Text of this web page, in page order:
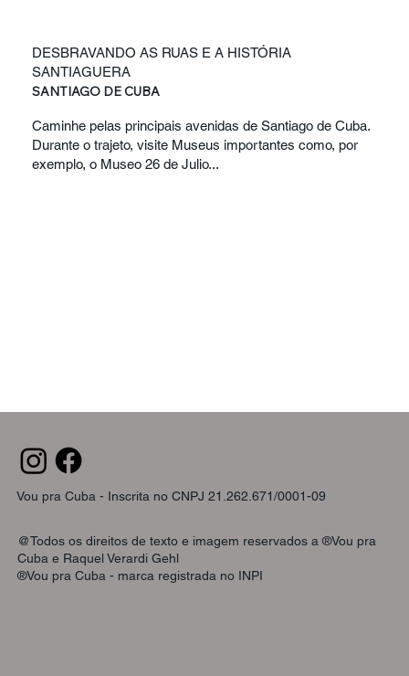
DESBRAVANDO AS RUAS E A HISTÓRIA
SANTIAGUERA
SANTIAGO DE CUBA
Caminhe pelas principais avenidas de Santiago de Cuba.
Durante o trajeto, visite Museus importantes como, por
exemplo, o Museo 26 de Julio...
Vou pra Cuba - Inscrita no CNPJ 21.262.671/0001-09
@Todos os direitos de texto e imagem reservados a ®Vou pra
Cuba e Raquel Verardi Gehl
®Vou pra Cuba - marca registrada no INPI